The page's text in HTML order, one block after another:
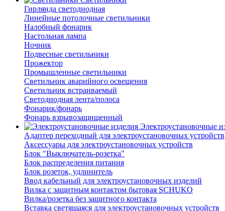
Гирлянда светодиодная
Линейные потолочные светильники
Налобный фонарик
Настольная лампа
Ночник
Подвесные светильники
Прожектор
Промышленные светильники
Светильник аварийного освещения
Светильник встраиваемый
Светодиодная лента/полоса
Фонарик/фонарь
Фонарь взрывозащищенный
Электроустановочные
Адаптер переходный для электроустановочных устройств
Аксессуары для электроустановочных устройств
Блок "Выключатель-розетка"
Блок распределения питания
Блок розеток, удлинитель
Ввод кабельный для электроустановочных изделий
Вилка с защитным контактом бытовая SCHUKO
Вилка/розетка без защитного контакта
Вставка светящаяся для электроустановочных устройств